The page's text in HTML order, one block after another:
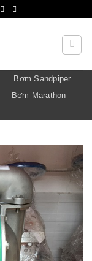
Bơm Sandpiper
Bơm Marathon